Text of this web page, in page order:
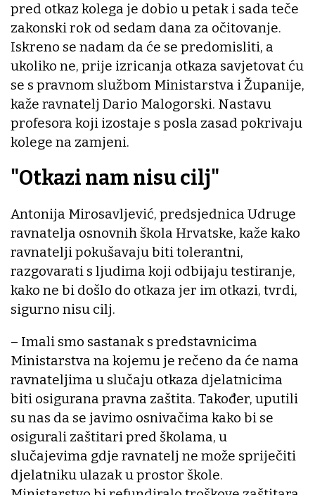
pred otkaz kolega je dobio u petak i sada teče
zakonski rok od sedam dana za očitovanje.
Iskreno se nadam da će se predomisliti, a
ukoliko ne, prije izricanja otkaza savjetovat ću
se s pravnom službom Ministarstva i Županije,
kaže ravnatelj Dario Malogorski. Nastavu
profesora koji izostaje s posla zasad pokrivaju
kolege na zamjeni.
"Otkazi nam nisu cilj"
Antonija Mirosavljević, predsjednica Udruge
ravnatelja osnovnih škola Hrvatske, kaže kako
ravnatelji pokušavaju biti tolerantni,
razgovarati s ljudima koji odbijaju testiranje,
kako ne bi došlo do otkaza jer im otkazi, tvrdi,
sigurno nisu cilj.
– Imali smo sastanak s predstavnicima
Ministarstva na kojemu je rečeno da će nama
ravnateljima u slučaju otkaza djelatnicima
biti osigurana pravna zaštita. Također, uputili
su nas da se javimo osnivačima kako bi se
osigurali zaštitari pred školama, u
slučajevima gdje ravnatelj ne može spriječiti
djelatniku ulazak u prostor škole.